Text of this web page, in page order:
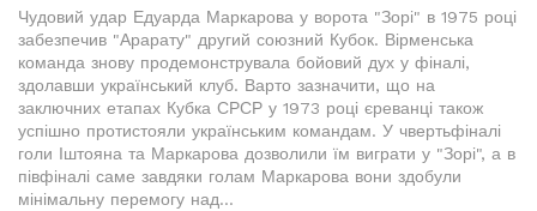
Чудовий удар Едуарда Маркарова у ворота "Зорі" в 1975 році
забезпечив "Арарату" другий союзний Кубок. Вірменська
команда знову продемонструвала бойовий дух у фіналі,
здолавши український клуб. Варто зазначити, що на
заключних етапах Кубка СРСР у 1973 році єреванці також
успішно протистояли українським командам. У чвертьфіналі
голи Іштояна та Маркарова дозволили їм виграти у "Зорі", а в
півфіналі саме завдяки голам Маркарова вони здобули
мінімальну перемогу над...